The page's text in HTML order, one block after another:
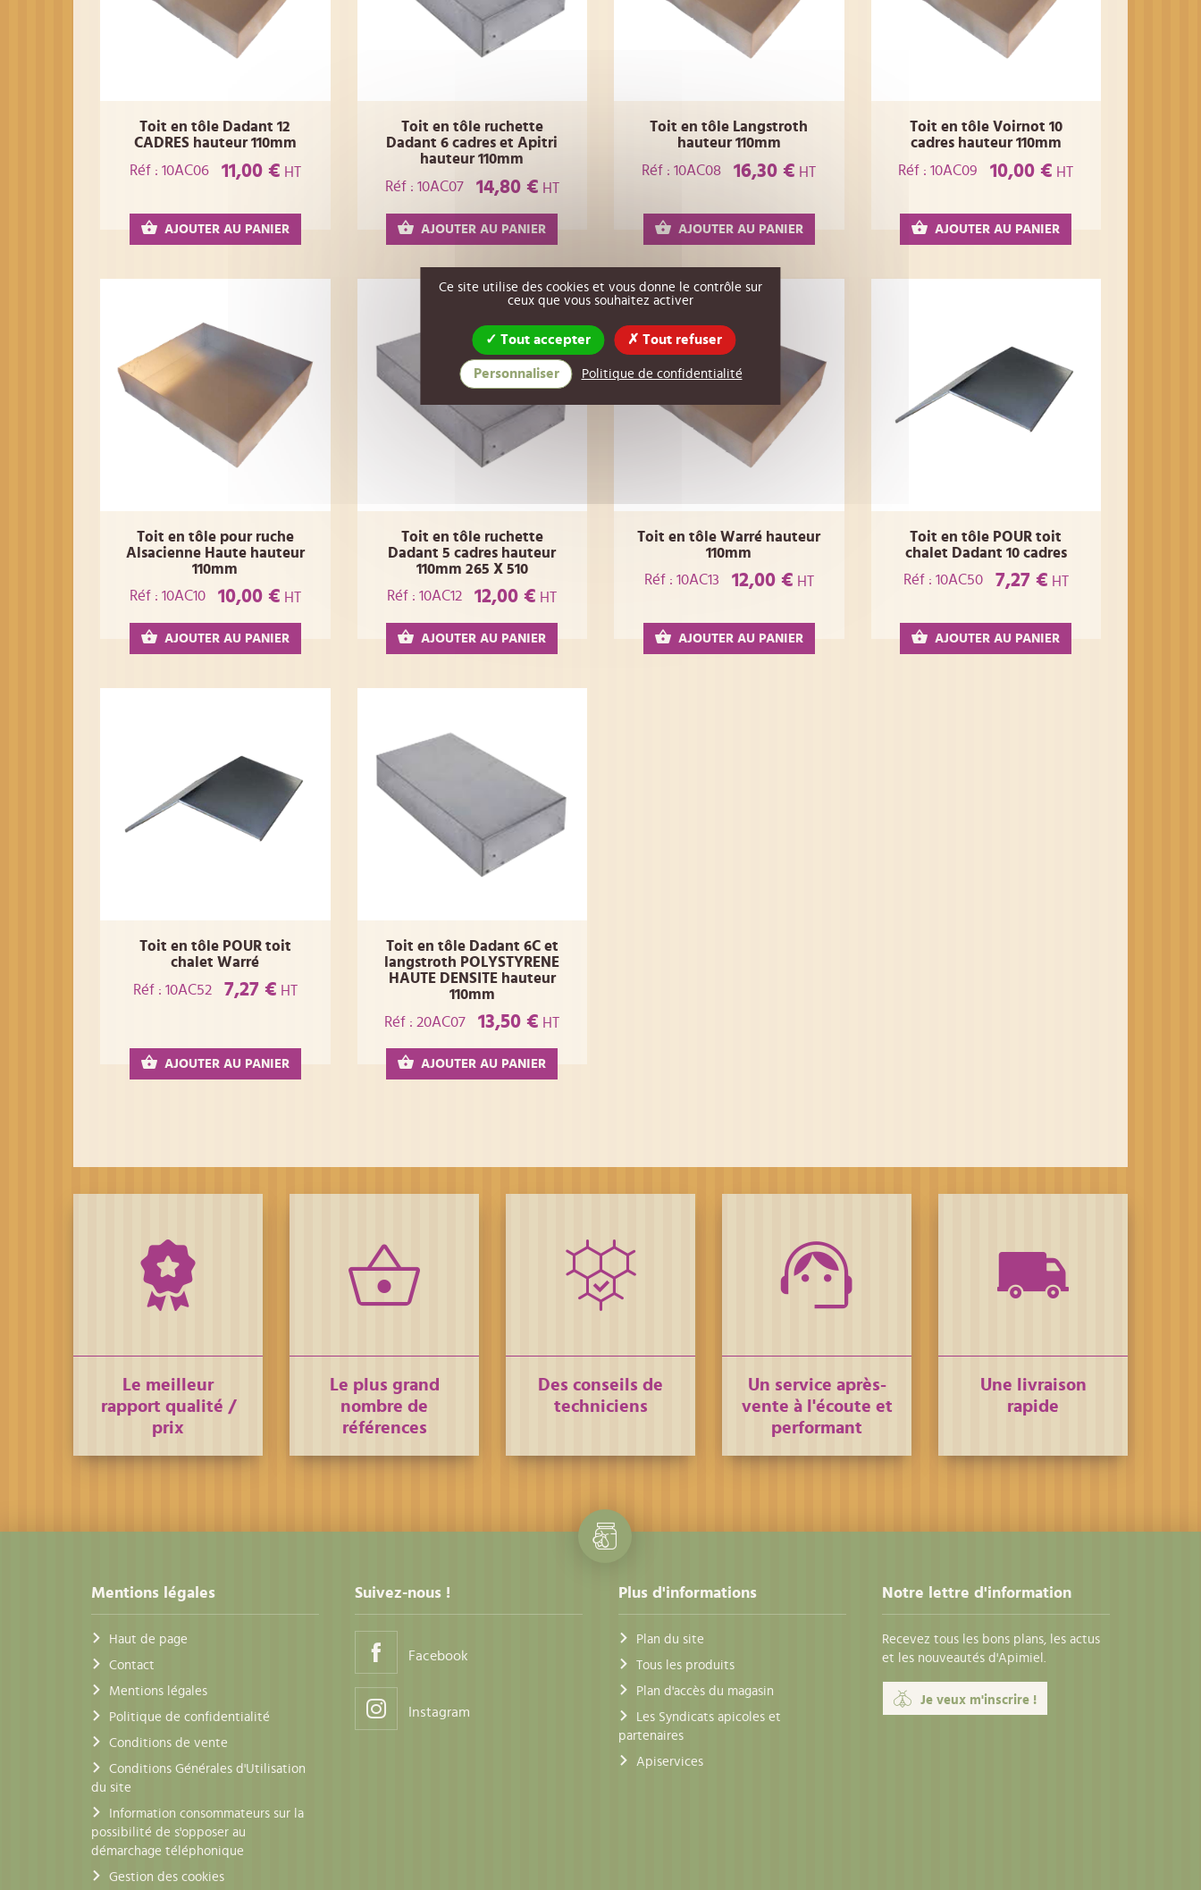
Toit en tôle Dadant 12
CADRES hauteur 110mm
Réf : 10AC06
11,00 € HT
AJOUTER AU PANIER
Toit en tôle ruchette
Dadant 6 cadres et Apitri
hauteur 110mm
Réf : 10AC07
14,80 € HT
AJOUTER AU PANIER
Toit en tôle Langstroth
hauteur 110mm
Réf : 10AC08
16,30 € HT
AJOUTER AU PANIER
Toit en tôle Voirnot 10
cadres hauteur 110mm
Réf : 10AC09
10,00 € HT
AJOUTER AU PANIER
Toit en tôle pour ruche
Alsacienne Haute hauteur
110mm
Réf : 10AC10
10,00 € HT
AJOUTER AU PANIER
Toit en tôle ruchette
Dadant 5 cadres hauteur
110mm 265 X 510
Réf : 10AC12
12,00 € HT
AJOUTER AU PANIER
Toit en tôle Warré hauteur
110mm
Réf : 10AC13
12,00 € HT
AJOUTER AU PANIER
Toit en tôle POUR toit
chalet Dadant 10 cadres
Réf : 10AC50
7,27 € HT
AJOUTER AU PANIER
Toit en tôle POUR toit
chalet Warré
Réf : 10AC52
7,27 € HT
AJOUTER AU PANIER
Toit en tôle Dadant 6C et
langstroth POLYSTYRENE
HAUTE DENSITE hauteur
110mm
Réf : 20AC07
13,50 € HT
AJOUTER AU PANIER
Le meilleur
rapport qualité /
prix
Le plus grand
nombre de
références
Des conseils de
techniciens
Un service après-
vente à l'écoute et
performant
Une livraison
rapide
Mentions légales
Haut de page
Contact
Mentions légales
Politique de confidentialité
Conditions de vente
Conditions Générales d'Utilisation
du site
Information consommateurs sur la
possibilité de s'opposer au
démarchage téléphonique
Gestion des cookies
Suivez-nous !
Facebook
Instagram
Plus d'informations
Plan du site
Tous les produits
Plan d'accès du magasin
Les Syndicats apicoles et
partenaires
Apiservices
Notre lettre d'information
Recevez tous les bons plans, les actus
et les nouveautés d'Apimiel.
Je veux m'inscrire !
Ce site utilise des cookies et vous donne le contrôle sur
ceux que vous souhaitez activer
Tout accepter Tout refuser
Personnaliser Politique de confidentialité